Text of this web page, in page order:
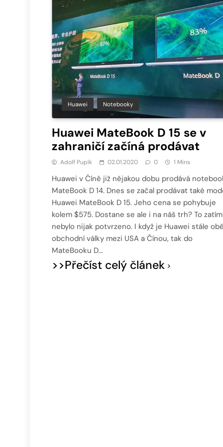
Huawei Notebooky
Huawei MateBook D 15 se v
zahraničí začíná prodávat
Adolf Pupík 02.01.2020 0 1 Mins
Huawei v Číně již nějakou dobu prodává
MateBook D 14. Dnes se začal prodávat také
Huawei MateBook D 15. Jeho cena se pohybuje
kolem $575. Dostane se ale i na náš trh? To zatím
nebylo nijak potvrzeno. I když je Huawei stále
obchodní války mezi USA a Čínou, tak do
MateBooku D…
>>Přečíst celý článek